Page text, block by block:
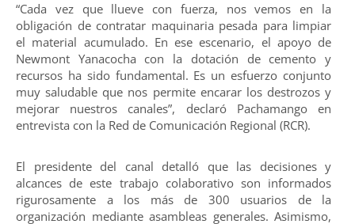
“Cada vez que llueve con fuerza, nos vemos en la
obligación de contratar maquinaria pesada para limpiar
el material acumulado. En ese escenario, el apoyo de
Newmont Yanacocha con la dotación de cemento y
recursos ha sido fundamental. Es un esfuerzo conjunto
muy saludable que nos permite encarar los destrozos y
mejorar nuestros canales”, declaró Pachamango en
entrevista con la Red de Comunicación Regional (RCR).
El presidente del canal detalló que las decisiones y
alcances de este trabajo colaborativo son informados
rigurosamente a los más de 300 usuarios de la
organización mediante asambleas generales. Asimismo,